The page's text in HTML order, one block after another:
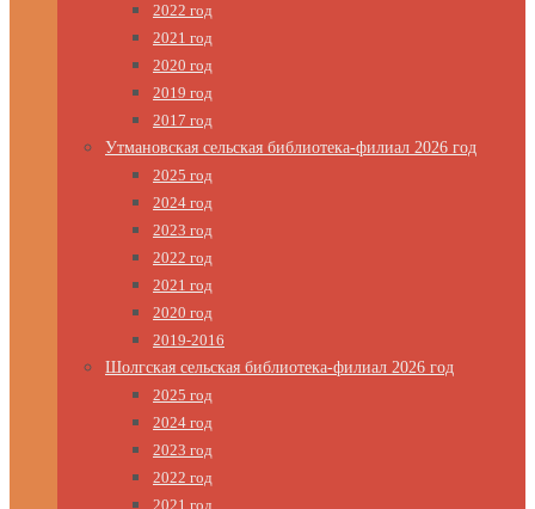
2022 год
2021 год
2020 год
2019 год
2017 год
Утмановская сельская библиотека-филиал 2026 год
2025 год
2024 год
2023 год
2022 год
2021 год
2020 год
2019-2016
Шолгская сельская библиотека-филиал 2026 год
2025 год
2024 год
2023 год
2022 год
2021 год